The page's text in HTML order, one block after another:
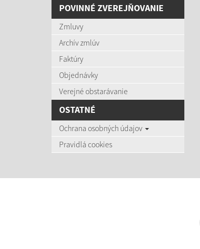
POVINNÉ ZVEREJŇOVANIE
Zmluvy
Archív zmlúv
Faktúry
Objednávky
Verejné obstarávanie
OSTATNÉ
Ochrana osobných údajov
Pravidlá cookies